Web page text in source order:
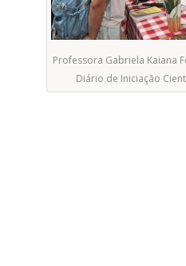
Professora Gabriela Kaiana
Diário de Iniciação